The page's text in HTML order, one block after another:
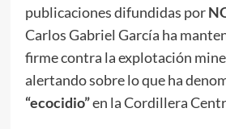
publicaciones difundidas por
Carlos Gabriel García ha
firme contra la explotación
alertando sobre lo que ha
“ecocidio”en la Cordillera